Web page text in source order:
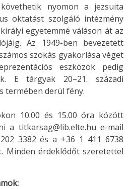
nyomon a jezsuita
oktatást szolgáló intézmény
egyetemmé váláson át az
Az 1949-ben bevezetett
szokás gyakorlása véget
eszközök pedig
E tárgyak 20–21. századi
termében derül fény.
10.00 és 15.00 óra között
a titkarsag@lib.elte.hu e-mail
3382 és a +36 1 411 6738
Minden érdeklődőt szeretettel